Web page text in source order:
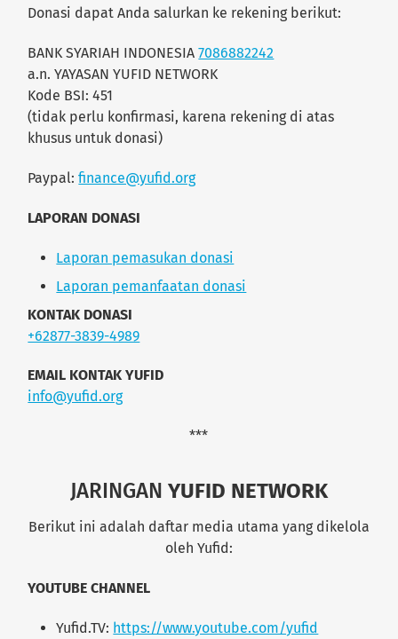
Donasi dapat Anda salurkan ke rekening berikut:
BANK SYARIAH INDONESIA7086882242
a.n. YAYASAN YUFID NETWORK
Kode BSI: 451
(tidak perlu konfirmasi, karena rekening di atas
khusus untuk donasi)
Paypal:finance@yufid.org
LAPORAN DONASI
Laporan pemasukan donasi
Laporan pemanfaatan donasi
KONTAK DONASI
+62877-3839-4989
EMAIL KONTAK YUFID
info@yufid.org
***
JARINGAN YUFID NETWORK
Berikut ini adalah daftar media utama yang dikelola
oleh Yufid:
YOUTUBE CHANNEL
Yufid.TV: https://www.youtube.com/yufid